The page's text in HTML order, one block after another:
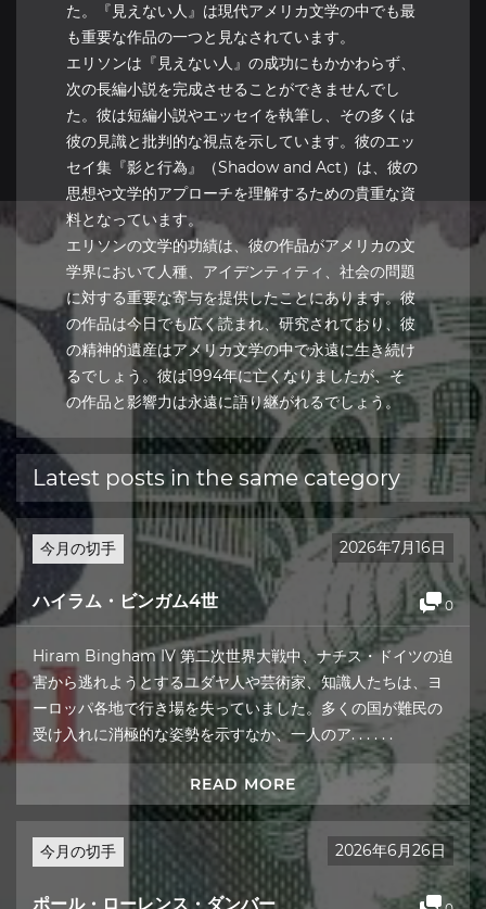
た。『見えない人』は現代アメリカ文学の中でも最
も重要な作品の一つと見なされています。
エリソンは『見えない人』の成功にもかかわらず、
次の長編小説を完成させることができませんでし
た。彼は短編小説やエッセイを執筆し、その多くは
彼の見識と批判的な視点を示しています。彼のエッ
セイ集『影と行為』（Shadow and Act）は、彼の
思想や文学的アプローチを理解するための貴重な資
料となっています。
エリソンの文学的功績は、彼の作品がアメリカの文
学界において人種、アイデンティティ、社会の問題
に対する重要な寄与を提供したことにあります。彼
の作品は今日でも広く読まれ、研究されており、彼
の精神的遺産はアメリカ文学の中で永遠に生き続け
るでしょう。彼は1994年に亡くなりましたが、そ
の作品と影響力は永遠に語り継がれるでしょう。
Latest posts in the same category
今月の切手 2026年7月16日
ハイラム・ビンガム4世 0
Hiram Bingham IV 第二次世界大戦中、ナチス・ドイツの迫
害から逃れようとするユダヤ人や芸術家、知識人たちは、ヨ
ーロッパ各地で行き場を失っていました。多くの国が難民の
受け入れに消極的な姿勢を示すなか、一人のア. . . . . .
READ MORE
今月の切手 2026年6月26日
ポール・ローレンス・ダンバー